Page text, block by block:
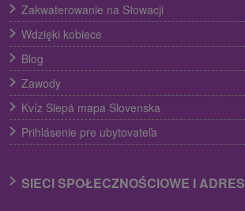
Zakwaterowanie na Słowacji
Wdzięki kobiece
Blog
Zawody
Kvíz Slepá mapa Slovenska
Prihlásenie pre ubytovateľa
SIECI SPOŁECZNOŚCIOWE I ADRES